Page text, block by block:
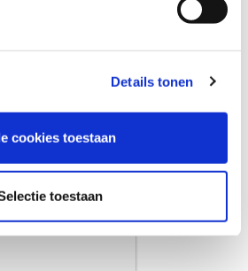
Details tonen
cookies toestaan
toestaan